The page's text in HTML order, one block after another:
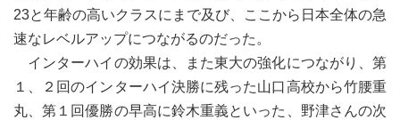
23と年齢の高いクラスにまで及び、ここから日本全体の急
速なレベルアップにつながるのだった。
インターハイの効果は、また東大の強化につながり、第
１、２回のインターハイ決勝に残った山口高校から竹腰重
丸、第１回優勝の早高に鈴木重義といった、野津さんの次